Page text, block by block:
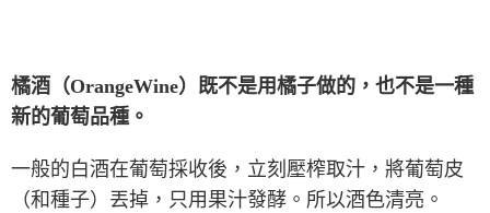
橘酒（OrangeWine）既不是用橘子做的，也不是一種
新的葡萄品種。
一般的白酒在葡萄採收後，立刻壓榨取汁，將葡萄皮
（和種子）丟掉，只用果汁發酵。所以酒色清亮。